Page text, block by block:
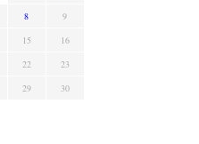
8
9
15
16
22
23
29
30